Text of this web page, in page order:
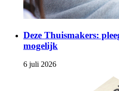
Deze Thuismakers:
mogelijk
6 juli 2026